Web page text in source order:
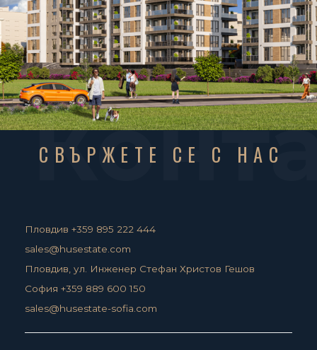
СВЪРЖЕТЕ СЕ С НАС
Пловдив +359 895 222 444
sales@husestate.com
Пловдив, ул. Инженер Стефан Христов Гешов
София +359 889 600 150
sales@husestate-sofia.com